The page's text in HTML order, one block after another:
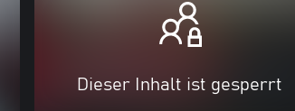
Dieser Inhalt ist gesperrt